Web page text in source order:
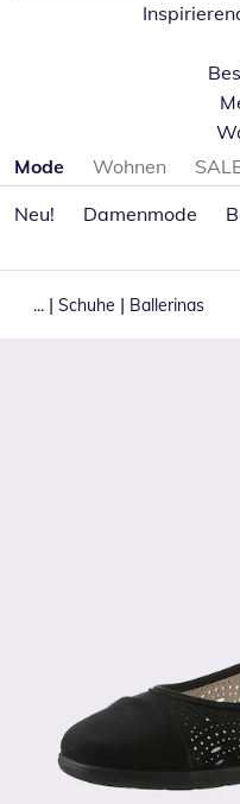
Produktkategorien
Mode Wohnen
Neu!
Damenmode
... | Schuhe | Ballerinas